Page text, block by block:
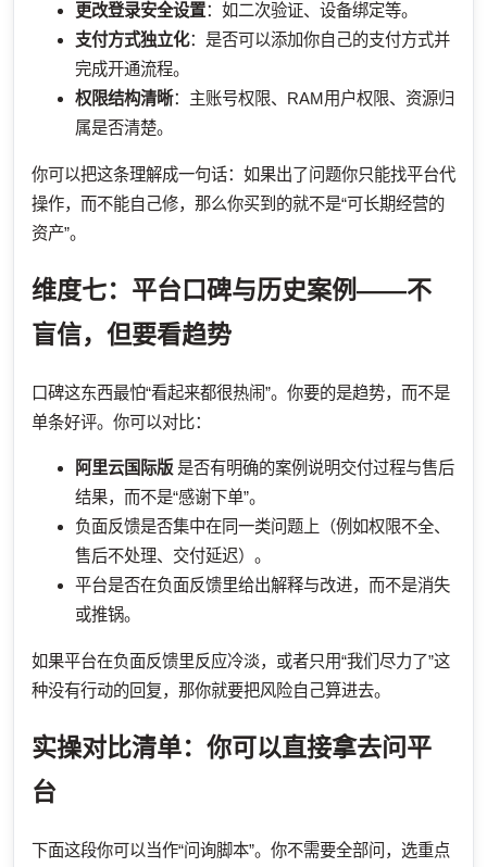
更改登录安全设置：如二次验证、设备绑定等。
支付方式独立化：是否可以添加你自己的支付方式并
完成开通流程。
权限结构清晰：主账号权限、RAM用户权限、资源归
属是否清楚。
你可以把这条理解成一句话：如果出了问题你只能找平台代
操作，而不能自己修，那么你买到的就不是“可长期经营的
资产”。
维度七：平台口碑与历史案例——不
盲信，但要看趋势
口碑这东西最怕“看起来都很热闹”。你要的是趋势，而不是
单条好评。你可以对比：
阿里云国际版 是否有明确的案例说明交付过程与售后
结果，而不是“感谢下单”。
负面反馈是否集中在同一类问题上（例如权限不全、
售后不处理、交付延迟）。
平台是否在负面反馈里给出解释与改进，而不是消失
或推锅。
如果平台在负面反馈里反应冷淡，或者只用“我们尽力了”这
种没有行动的回复，那你就要把风险自己算进去。
实操对比清单：你可以直接拿去问平
台
下面这段你可以当作“问询脚本”。你不需要全部问，选重点